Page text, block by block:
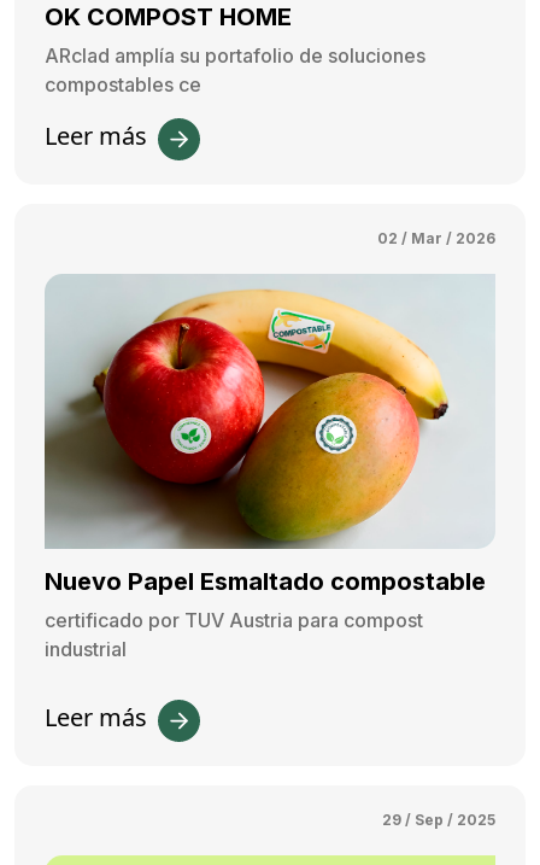
OK COMPOST HOME
ARclad amplía su portafolio de soluciones
compostables ce
Leer más
02 / Mar / 2026
Nuevo Papel Esmaltado compostable
certificado por TUV Austria para compost
industrial
Leer más
29 / Sep / 2025